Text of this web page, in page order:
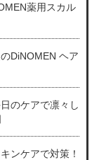
薬用スカル
DiNOMEN ヘア
のケアで凛々し
ンケアで対策！